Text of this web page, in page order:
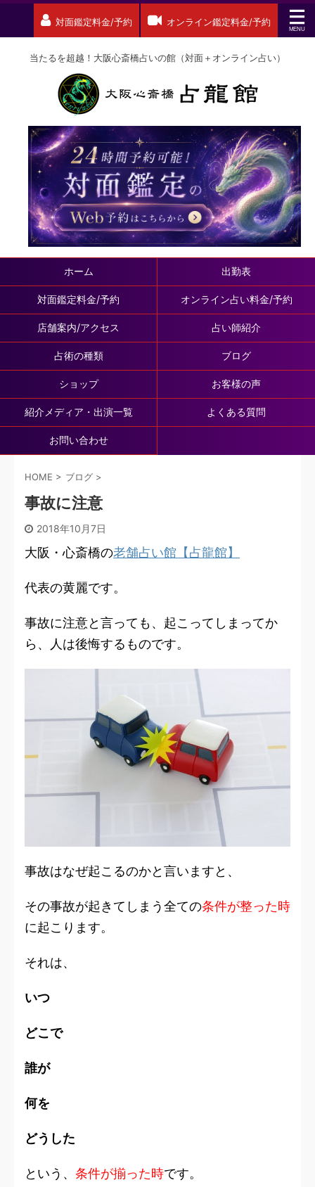
対面鑑定料金/予約 オンライン鑑定料金/予約
当たるを超越！大阪心斎橋占いの館（対面＋オンライン占い）
ホーム 出勤表
対面鑑定料金/予約 オンライン占い料金/予約
店舗案内/アクセス 占い師紹介
占術の種類 ブログ
ショップ お客様の声
紹介メディア・出演一覧 よくある質問
お問い合わせ
HOME > ブログ >
事故に注意
2018年10月7日
大阪・心斎橋の老舗占い館【占龍館】
代表の黄麗です。
事故に注意と言っても、起こってしまってか
ら、人は後悔するものです。
事故はなぜ起こるのかと言いますと、
その事故が起きてしまう全ての条件が整った時
に起こります。
それは、
いつ
どこで
誰が
何を
どうした
という、 条件が揃った時です。